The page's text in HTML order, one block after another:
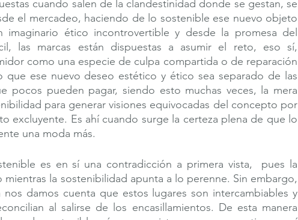
cuando salen de la clandestinidad donde se gestan, se
el mercadeo, haciendo de lo sostenible ese nuevo objeto
imaginario ético incontrovertible y desde la promesa del
las marcas están dispuestas a asumir el reto, eso sí,
como una especie de culpa compartida o de reparación
ese nuevo deseo estético y ético sea separado de las
pocos pueden pagar, siendo esto muchas veces, la mera
para generar visiones equivocadas del concepto por
excluyente. Es ahí cuando surge la certeza plena de que lo
una moda más.
es en sí una contradicción a primera vista,  pues la
la sostenibilidad apunta a lo perenne. Sin embargo,
damos cuenta que estos lugares son intercambiables y
al salirse de los encasillamientos. De esta manera